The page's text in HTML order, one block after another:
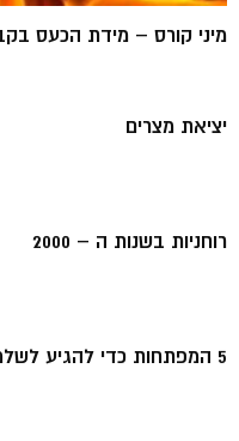
מיני קורס – מידת הכעס
יציאת מצרים
רוחניות בשנות ה – 2000
5 המפתחות כדי להגיע לשלמות